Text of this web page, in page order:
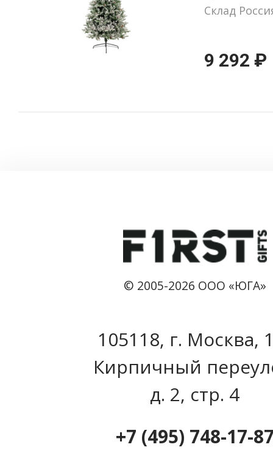
Склад
9 292 ₽
© 2005-2026 ООО «ЮГА»
105118, г. Москва,
Кирпичный
д. 2, стр. 4
+7 (495) 748-17-